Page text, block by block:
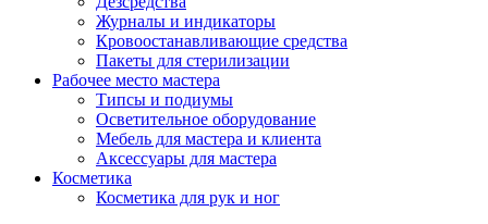
Журналы и индикаторы
Кровоостанавливающие средства
Пакеты для стерилизации
Рабочее место мастера
Типсы и подиумы
Осветительное оборудование
Мебель для мастера и клиента
Аксессуары для мастера
Косметика
Косметика для рук и ног